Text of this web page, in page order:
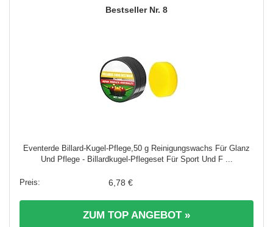
8
Eventerde Billard-Kugel-Pflege,50 g Reinigungswachs Für Glanz
Und Pflege - Billardkugel-Pflegeset Für Sport Und F ...
6,78 €
ZUM TOP ANGEBOT »